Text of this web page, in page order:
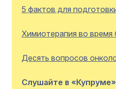
5 фактов для
Химиотерапия во время
Десять вопросов
Слушайте в